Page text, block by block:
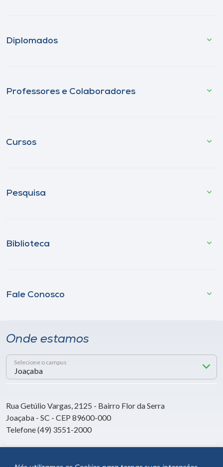
Diplomados
Professores e Colaboradores
Cursos
Pesquisa
Biblioteca
Fale Conosco
Onde estamos
Selecione o campus
Rua Getúlio Vargas, 2125 - Bairro Flor da Serra
Joaçaba - SC - CEP 89600-000
Telefone (49) 3551-2000
Siga a Unoesc